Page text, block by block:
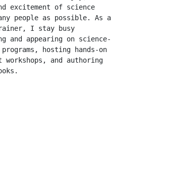
excitement of science
people as possible. As a
I stay busy
and appearing on science-
programs, hosting hands-on
workshops, and authoring